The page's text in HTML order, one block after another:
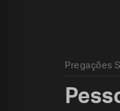
Pregações